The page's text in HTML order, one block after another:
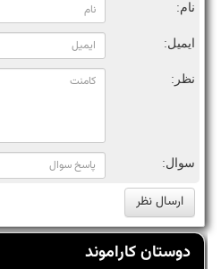
نام:
ایمیل:
نظر:
سوال:
دوستان کاراموند